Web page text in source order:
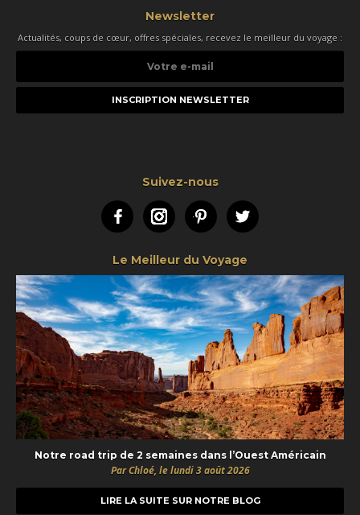
Newsletter
Actualités, coups de cœur, offres spéciales, recevez le meilleur du voyage :
e-
Suivez-nous
FacebookInstagramPinterestTwitter
Le Meilleur du Voyage
Notre road trip de 2 semaines dans l’Ouest Américain
Par Chloé, le lundi 3 août 2026
LIRE LA SUITE SUR NOTRE BLOG